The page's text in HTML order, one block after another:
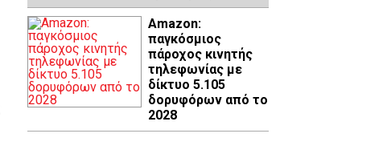
Amazon:
παγκόσμιος
πάροχος κινητής
τηλεφωνίας με
δίκτυο 5.105
δορυφόρων από το
2028